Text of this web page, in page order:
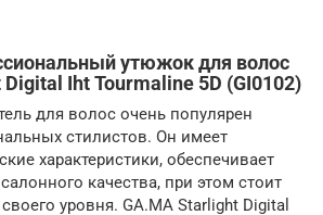
утюжок для волос
Iht Tourmaline 5D (GI0102)
для волос очень популярен
стилистов. Он имеет
характеристики, обеспечивает
качества, при этом стоит
уровня. GA.MA Starlight Digital